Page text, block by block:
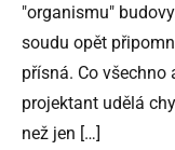
"organismu"
soudu opět
přísná. Co všechno
projektant udělá
než jen […]